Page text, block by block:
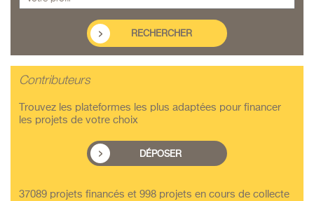
Contributeurs
Trouvez les plateformes les plus adaptées pour financer
les projets de votre choix
DÉPOSER
37089 projets financés et 998 projets en cours de collecte